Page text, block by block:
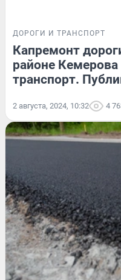
ДОРОГИ И ТРАНСПОРТ
Капремонт
районе Кемерова
транспорт.
2 августа, 2024, 10:32 4